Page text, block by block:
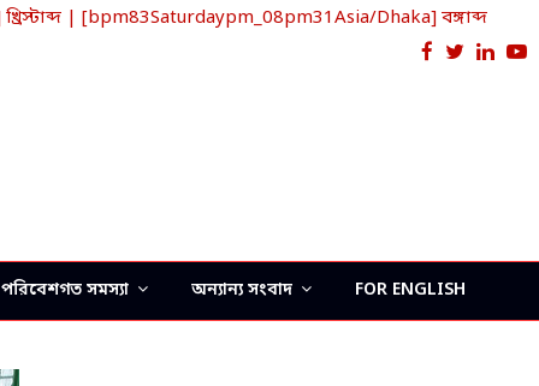
| [bpm83Saturdaypm_08pm31Asia/Dhaka] বঙ্গাব্দ
Facebook
Twitter
পরিবেশগত সমস্যা অন্যান্য সংবাদ FOR ENGLISH